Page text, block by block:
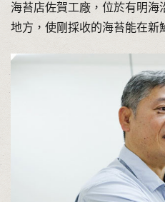
海苔店佐賀工廠，位於有明海
地方，使剛採收的海苔能在新